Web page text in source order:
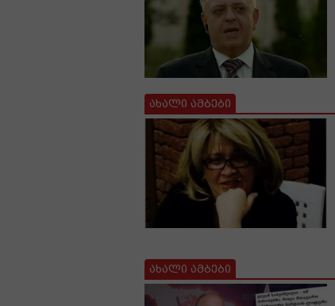
ახალი ამბები
ახალი ამბები